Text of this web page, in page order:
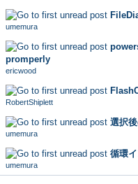
umemura
326 Vote(s) - 2.85 out of 5
promperly
ericwood
458 Vote(s) - 2.94 out of 5
RobertShiplett
356 Vote(s) - 2.95 out of 5
選択
umemura
366 Vote(s) - 2.77 out of 5
循環
umemura
349 Vote(s) - 2.82 out of 5